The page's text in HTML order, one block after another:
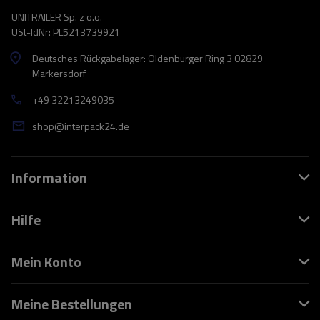
UNITRAILER Sp. z o.o.
USt-IdNr: PL5213739921
Deutsches Rückgabelager: Oldenburger Ring 3 02829
Markersdorf
+49 32213249035
shop@interpack24.de
Information
Hilfe
Mein Konto
Meine Bestellungen